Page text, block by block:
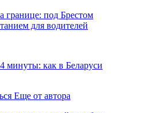
границе: под Брестом
для водителей
минуты: как в Беларуси
Еще от автора